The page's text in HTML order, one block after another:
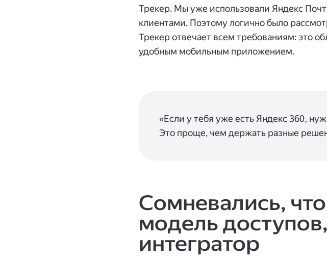
Трекер. Мы уже использовали Яндекс
клиентами. Поэтому логично было
Трекер отвечает всем требованиям: это
удобным мобильным приложением.
«Если у тебя уже есть Яндекс 360,
Это проще, чем держать разные
Сомневались,
модель
интегратор